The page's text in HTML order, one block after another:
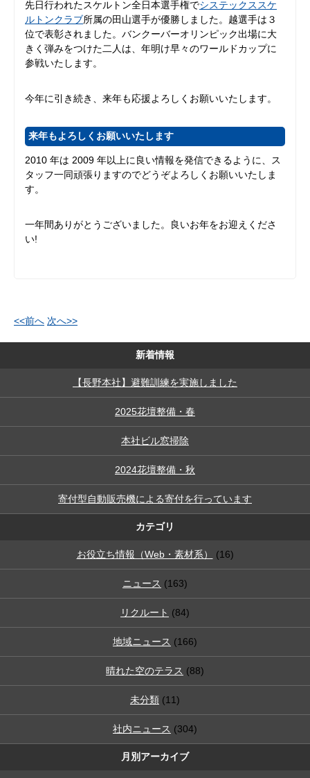
先日行われたスケルトン全日本選手権でシステックススケ
ルトンクラブ所属の田山選手が優勝しました。越選手は３
位で表彰されました。バンクーバーオリンピック出場に大
きく弾みをつけた二人は、年明け早々のワールドカップに
参戦いたします。
今年に引き続き、来年も応援よろしくお願いいたします。
来年もよろしくお願いいたします
2010 年は 2009 年以上に良い情報を発信できるように、ス
タッフ一同頑張りますのでどうぞよろしくお願いいたしま
す。
一年間ありがとうございました。良いお年をお迎えくださ
い!
<<前へ 次へ>>
新着情報
【長野本社】避難訓練を実施しました
2025花壇整備・春
本社ビル窓掃除
2024花壇整備・秋
寄付型自動販売機による寄付を行っています
カテゴリ
お役立ち情報（Web・素材系） (16)
ニュース (163)
リクルート (84)
地域ニュース (166)
晴れた空のテラス (88)
未分類 (11)
社内ニュース (304)
月別アーカイブ